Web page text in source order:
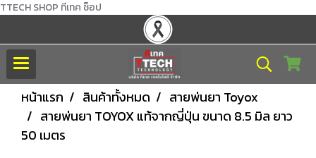
TTECH SHOP ทีเทค ช็อป
หน้าแรก สินค้าทั้งหมด
สายพ่นยา Toyox
สายพ่นยา TOYOX แท้จากญี่ปุ่น ขนาด 8.5 มิล ยาว
50 เมตร